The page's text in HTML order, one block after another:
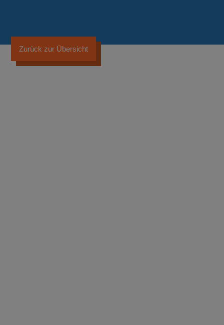
Zurück zur Übersicht